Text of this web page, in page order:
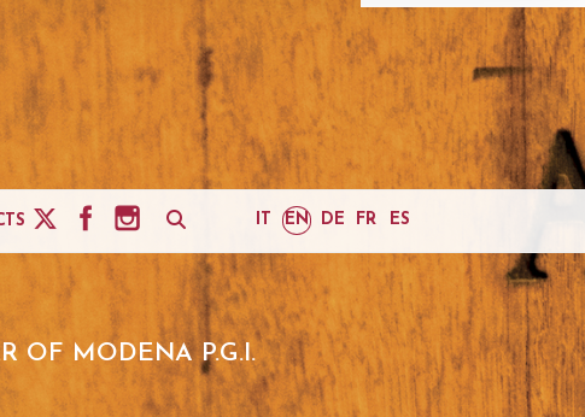
OF MODENA P.G.I.
IT EN DE FR ES